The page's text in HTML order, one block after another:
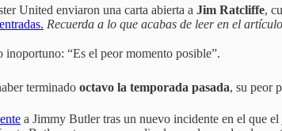
United enviaron una carta abierta a Jim Ratcliffe,
Recuerda a lo que acabas de leer en el
“Es el peor momento posible”.
terminado octavo la temporada pasada, su peor
a Jimmy Butler tras un nuevo incidente en el que